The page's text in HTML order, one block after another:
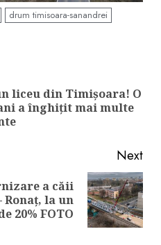
drum timisoara-sanandrei
liceu din Timișoara! O
a înghițit mai multe
Next
a căii
la un
20% FOTO